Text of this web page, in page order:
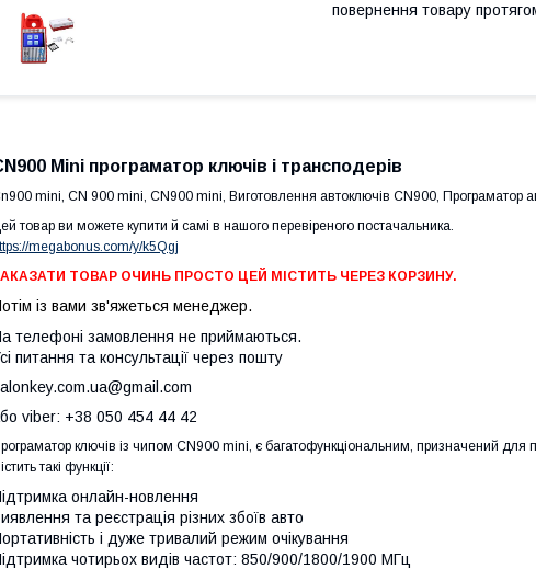
повернення товару
Mini програматор ключів і трансподерів
mini, CN 900 mini, CN900 mini, Виготовлення автоключів CN900, Програматор
товар ви можете купити й самі в нашого перевіреного постачальника.
megabonus.com/y/k5Qgj
ТОВАР ОЧИНЬ ПРОСТО ЦЕЙ МІСТИТЬ ЧЕРЕЗ КОРЗИНУ.
із вами зв'яжеться менеджер.
телефоні замовлення не приймаються.
питання та консультації через пошту
viber: +38 050 454 44 42
ключів із чипом CN900 mini, є багатофункціональним, призначений для
такі функції:
онлайн-новлення
та реєстрація різних збоїв авто
і дуже тривалий режим очікування
чотирьох видів частот: 850/900/1800/1900 МГц